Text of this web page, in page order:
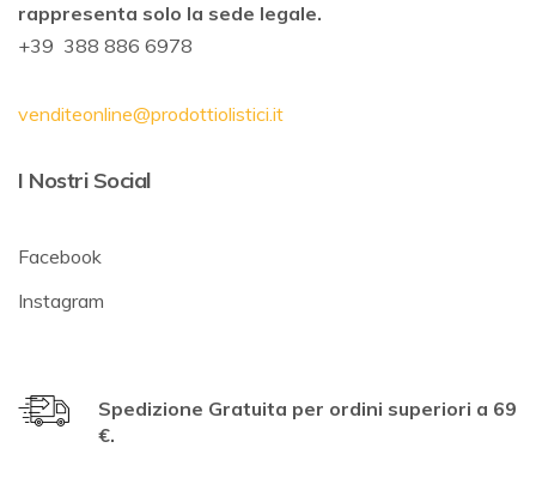
rappresenta solo la sede legale.
+39 388 886 6978
venditeonline@prodottiolistici.it
I Nostri Social
Facebook
Instagram
Spedizione Gratuita per ordini superiori a 69
€.